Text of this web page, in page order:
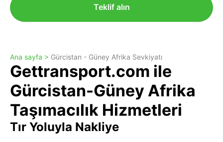
Teklif alın
Ana sayfa > Gürcistan - Güney Afrika Sevkiyatı
Gettransport.com ile
Gürcistan-Güney Afrika
Taşımacılık Hizmetleri
Tır Yoluyla Nakliye